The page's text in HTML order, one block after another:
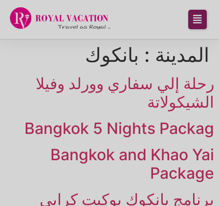
المدينة : بانكوك
رحلة إلي سفاري وورلد وفيلا
الشيكولاتة
Bangkok 5 Nights Packag
Bangkok and Khao Yai
Package
برنامج بانكوك بوكيت كرابي